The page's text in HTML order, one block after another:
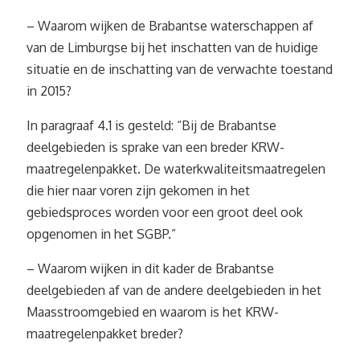
– Waarom wijken de Brabantse waterschappen af
van de Limburgse bij het inschatten van de huidige
situatie en de inschatting van de verwachte toestand
in 2015?
In paragraaf 4.1 is gesteld: “Bij de Brabantse
deelgebieden is sprake van een breder KRW-
maatregelenpakket. De waterkwaliteitsmaatregelen
die hier naar voren zijn gekomen in het
gebiedsproces worden voor een groot deel ook
opgenomen in het SGBP.”
– Waarom wijken in dit kader de Brabantse
deelgebieden af van de andere deelgebieden in het
Maasstroomgebied en waarom is het KRW-
maatregelenpakket breder?